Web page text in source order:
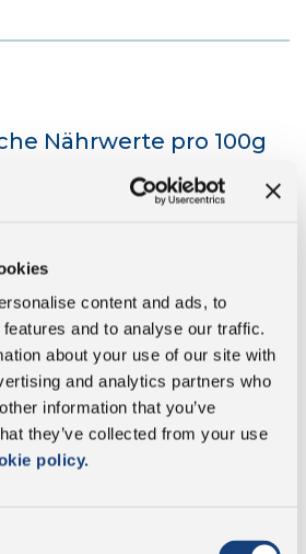
content and ads, to
and to analyse our traffic.
about your use of our site with
and analytics partners who
information that you’ve
they’ve collected from your use
policy.
Nährwerte pro 100g
0 g